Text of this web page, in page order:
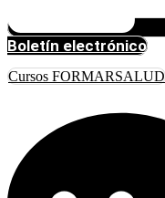
Boletín electrónico
Cursos FORMARSALUD